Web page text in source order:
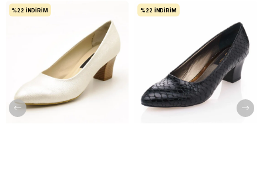
%22 İNDIRIM %22 İNDIRIM